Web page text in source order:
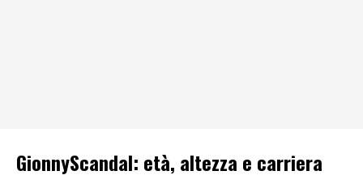
GionnyScandal: età, altezza e carriera